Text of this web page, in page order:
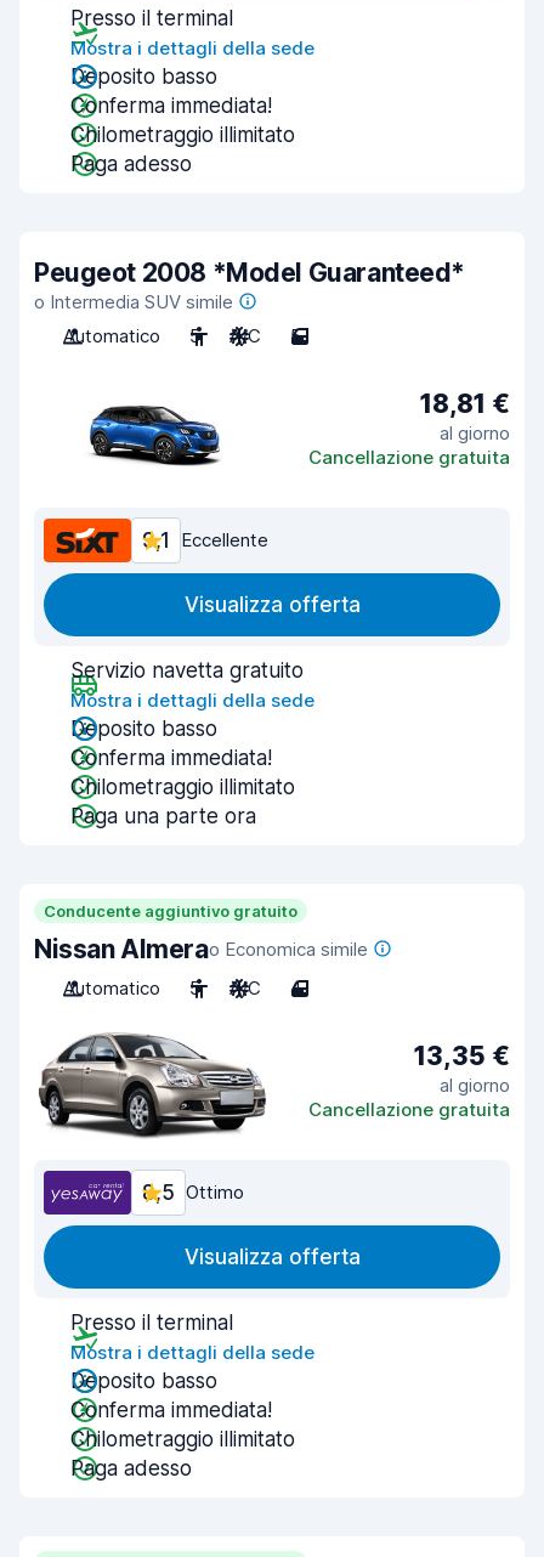
Presso il terminal
Mostra i dettagli della sede
Deposito basso
Conferma immediata!
Chilometraggio illimitato
Paga adesso
Peugeot 2008 *Model Guaranteed*
o Intermedia SUV simile
Automatico
5 A/C 5
18,81 €
al giorno
Cancellazione gratuita
9,1 Eccellente
Visualizza offerta
Servizio navetta gratuito
Mostra i dettagli della sede
Deposito basso
Conferma immediata!
Chilometraggio illimitato
Paga una parte ora
Conducente aggiuntivo gratuito
Nissan Almerao Economica simile
Automatico
5 A/C 4
13,35 €
al giorno
Cancellazione gratuita
8,5 Ottimo
Visualizza offerta
Presso il terminal
Mostra i dettagli della sede
Deposito basso
Conferma immediata!
Chilometraggio illimitato
Paga adesso